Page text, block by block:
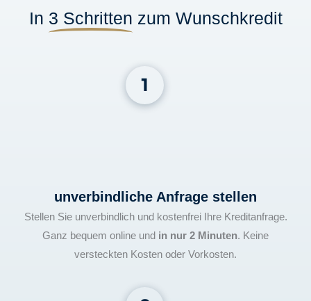
In 3 Schritten zum Wunschkredit
unverbindliche Anfrage stellen
Stellen Sie unverbindlich und kostenfrei Ihre Kreditanfrage.
Ganz bequem online und in nur 2 Minuten. Keine
versteckten Kosten oder Vorkosten.